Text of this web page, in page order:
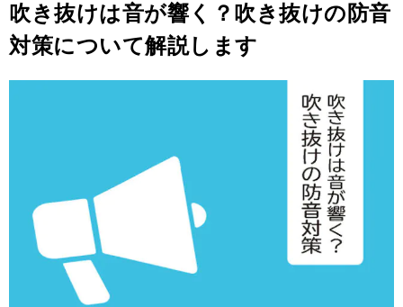
吹き抜けは音が響く？吹き抜けの防音
対策について解説します